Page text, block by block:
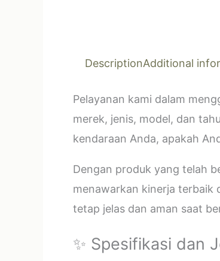
DescriptionAdditional
Pelayanan kami dalam
merek, jenis, model, dan
kendaraan Anda, apakah
Dengan produk yang telah
menawarkan kinerja terbaik
tetap jelas dan aman saat
✨ Spesifikasi dan